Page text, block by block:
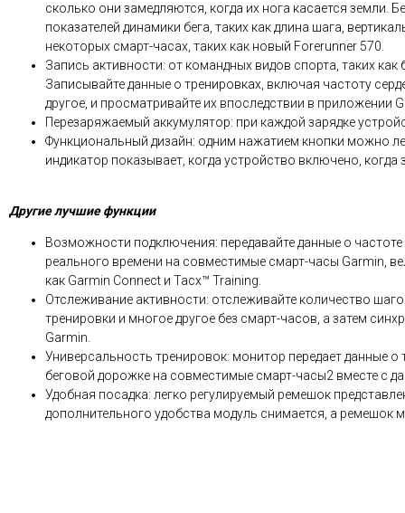
сколько они замедляются, когда их нога касается
показателей динамики бега, таких как длина шага,
некоторых смарт-часах, таких как новый Forerunner 570.
Запись активности: от командных видов спорта, таких
Записывайте данные о тренировках, включая частоту
другое, и просматривайте их впоследствии в приложении
Перезаряжаемый аккумулятор: при каждой зарядке
Функциональный дизайн: одним нажатием кнопки можно
индикатор показывает, когда устройство включено, когда
Другие лучшие функции
Возможности подключения: передавайте данные о
реального времени на совместимые смарт-часы Garmin,
как Garmin Connect и Tacx™ Training.
Отслеживание активности: отслеживайте количество
тренировки и многое другое без смарт-часов, а затем
Garmin.
Универсальность тренировок: монитор передает данные
беговой дорожке на совместимые смарт-часы2 вместе с
Удобная посадка: легко регулируемый ремешок
дополнительного удобства модуль снимается, а ремешок